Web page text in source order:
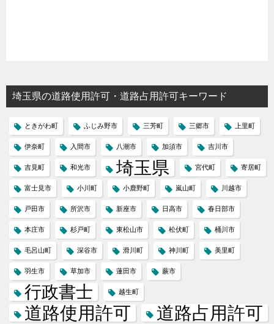
埼玉県の道路使用許可・道路占用許可キーワード
ときがわ町 ふじみ野市 三芳町 三郷市 上里町
伊奈町 入間市 八潮市 加須市 吉川市
吉見町 和光市 埼玉県 宮代町 寄居町
富士見市 小川町 小鹿野町 嵐山町 川越市
戸田市 所沢市 新座市 日高市 春日部市
本庄市 杉戸町 東松山市 松伏町 桶川市
毛呂山町 深谷市 滑川町 神川町 美里町
羽生市 草加市 蓮田市 蕨市
行政書士 越生町
道路使用許可 道路占用許可